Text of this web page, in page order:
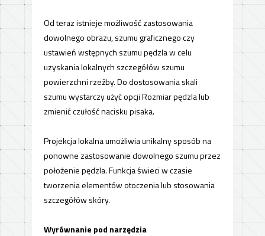
Od teraz istnieje możliwość zastosowania
dowolnego obrazu, szumu graficznego czy
ustawień wstępnych szumu pędzla w celu
uzyskania lokalnych szczegółów szumu
powierzchni rzeźby. Do dostosowania skali
szumu wystarczy użyć opcji Rozmiar pędzla lub
zmienić czułość nacisku pisaka.
Projekcja lokalna umożliwia unikalny sposób na
ponowne zastosowanie dowolnego szumu przez
położenie pędzla. Funkcja świeci w czasie
tworzenia elementów otoczenia lub stosowania
szczegółów skóry.
Wyrównanie pod narzędzia